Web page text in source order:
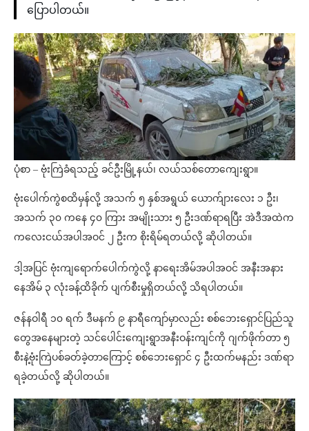
ပြောပါတယ်။
ပုံစာ – ဗုံးကြဲခံရသည့် ခင်ဦးမြို့နယ်၊ လယ်သစ်တောကျေးရွာ။
ဗုံးပေါက်ကွဲစထိမှန်လို့ အသက် ၅ နှစ်အရွယ် ယောက်ျားလေး ၁ ဦး၊
အသက် ၃၀ ကနေ ၄၀ ကြား အမျိုးသား ၅ ဦးဒဏ်ရာရပြီး အဲဒီအထဲက
ကလေးငယ်အပါအဝင် ၂ ဦးက စိုးရိမ်ရတယ်လို့ ဆိုပါတယ်။
ဒါ့အပြင် ဗုံးကျရောက်ပေါက်ကွဲလို့ နာရေးအိမ်အပါအဝင် အနီးအနား
နေအိမ် ၃ လုံးခန့်ထိခိုက် ပျက်စီးမှုရှိတယ်လို့ သိရပါတယ်။
ဇန်နဝါရီ ၁၀ ရက် ဒီမနက် ၉ နာရီကျော်မှာလည်း စစ်ဘေးရှောင်ပြည်သူ
တွေအနေများတဲ့ သင်ပေါင်းကျေးရွာအနီးဝန်းကျင်ကို ဂျက်ဖိုက်တာ ၅
စီးနဲ့ဗုံးကြဲပစ်ခတ်ခဲ့တာကြောင့် စစ်ဘေးရှောင် ၄ ဦးထက်မနည်း ဒဏ်ရာ
ရခဲ့တယ်လို့ ဆိုပါတယ်။